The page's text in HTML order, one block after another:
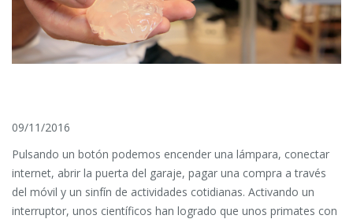
09/11/2016
Pulsando un botón podemos encender una lámpara, conectar
internet, abrir la puerta del garaje, pagar una compra a través
del móvil y un sinfín de actividades cotidianas. Activando un
interruptor, unos científicos han logrado que unos primates con